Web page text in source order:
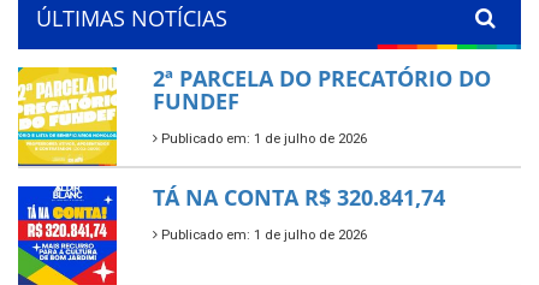
ÚLTIMAS NOTÍCIAS
2ª PARCELA DO PRECATÓRIO DO
FUNDEF
Publicado em: 1 de julho de 2026
TÁ NA CONTA R$ 320.841,74
Publicado em: 1 de julho de 2026